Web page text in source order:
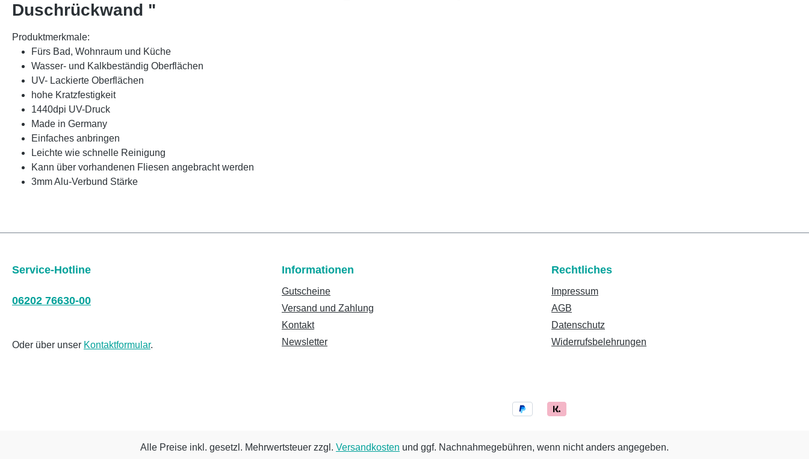
Duschrückwand "
Produktmerkmale:
Fürs Bad, Wohnraum und Küche
Wasser- und Kalkbeständig Oberflächen
UV- Lackierte Oberflächen
hohe Kratzfestigkeit
1440dpi UV-Druck
Made in Germany
Einfaches anbringen
Leichte wie schnelle Reinigung
Kann über vorhandenen Fliesen angebracht werden
3mm Alu-Verbund Stärke
Service-Hotline
06202 76630-00
Oder über unser Kontaktformular.
Informationen
Gutscheine
Versand und Zahlung
Kontakt
Newsletter
Rechtliches
Impressum
AGB
Datenschutz
Widerrufsbelehrungen
Alle Preise inkl. gesetzl. Mehrwertsteuer zzgl. Versandkosten und ggf. Nachnahmegebühren, wenn nicht anders angegeben.